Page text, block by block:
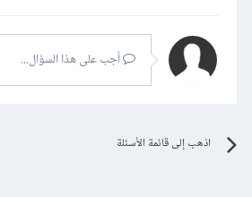
أجب على هذا السؤال...
اذهب إلى قائمة الأسئلة